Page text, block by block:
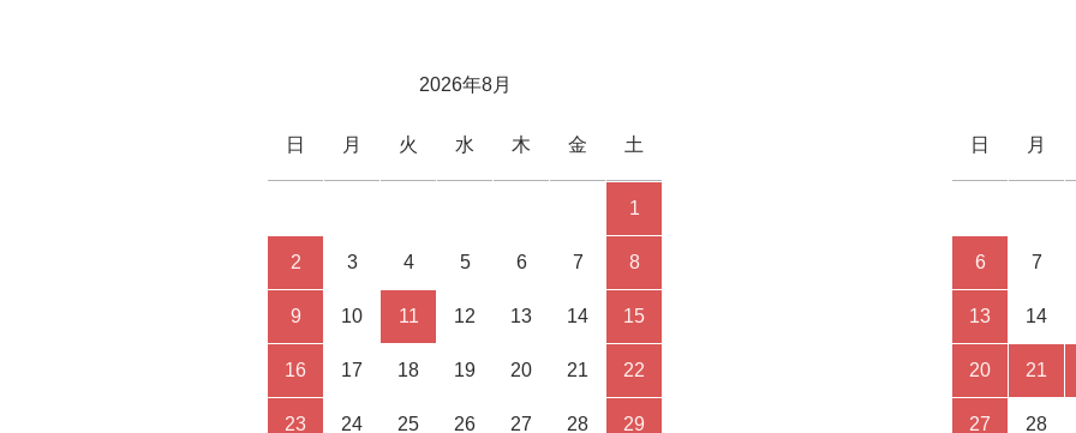
2026年8月
日 月 火 水 木 金 土
1
2 3 4 5 6 7 8
9 10 11 12 13 14 15
16 17 18 19 20 21 22
23 24 25 26 27 28 29
日 月
6 7
13 14
20 21
27 28